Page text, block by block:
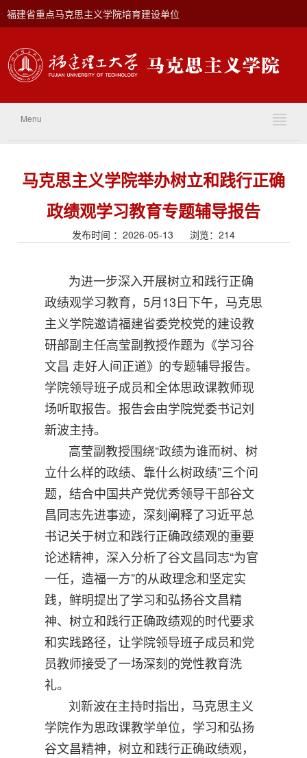
福建省重点马克思主义学院培育建设单位
Menu
马克思主义学院举办树立和践行正确
政绩观学习教育专题辅导报告
发布时间 ：2026-05-13 浏览： 214
为进一步深入开展树立和践行正确
政绩观学习教育，5月13日下午，马克思
主义学院邀请福建省委党校党的建设教
研部副主任高莹副教授作题为《学习谷
文昌 走好人间正道》的专题辅导报告。
学院领导班子成员和全体思政课教师现
场听取报告。报告会由学院党委书记刘
新波主持。
高莹副教授围绕“政绩为谁而树、树
立什么样的政绩、靠什么树政绩”三个问
题，结合中国共产党优秀领导干部谷文
昌同志先进事迹，深刻阐释了习近平总
书记关于树立和践行正确政绩观的重要
论述精神，深入分析了谷文昌同志“为官
一任，造福一方”的从政理念和坚定实
践，鲜明提出了学习和弘扬谷文昌精
神、树立和践行正确政绩观的时代要求
和实践路径，让学院领导班子成员和党
员教师接受了一场深刻的党性教育洗
礼。
刘新波在主持时指出，马克思主义
学院作为思政课教学单位，学习和弘扬
谷文昌精神，树立和践行正确政绩观，